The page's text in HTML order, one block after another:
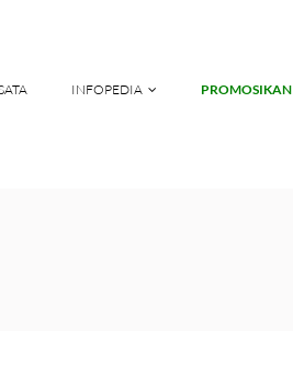
INFOPEDIA PROMOSIKAN